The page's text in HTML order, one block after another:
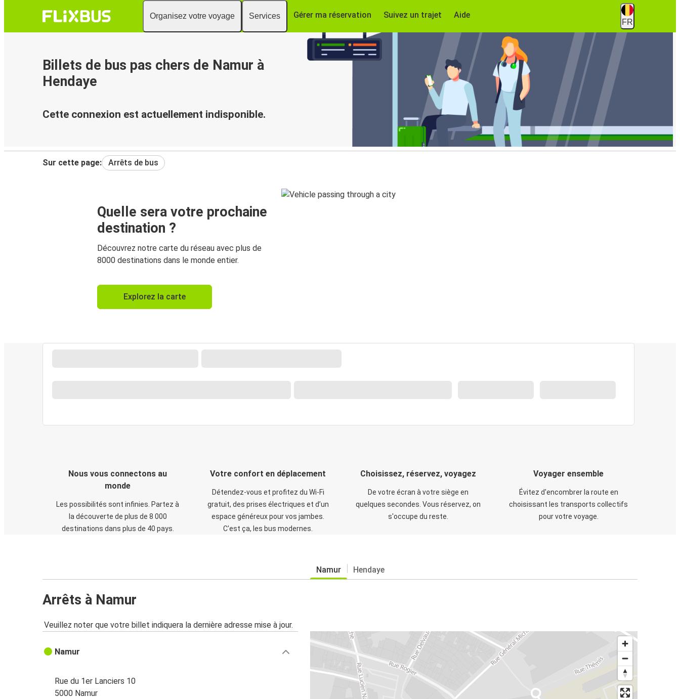
Organisez votre voyage Services Gérer ma réservation Suivez un trajet Aide
FR
Billets de bus pas chers de Namur à
Hendaye
Cette connexion est actuellement indisponible.
Sur cette page: Arrêts de bus
Quelle sera votre prochaine
destination ?
Découvrez notre carte du réseau avec plus de
8000 destinations dans le monde entier.
Explorez la carte
Nous vous connectons au
monde
Les possibilités sont infinies. Partez à
la découverte de plus de 8 000
destinations dans plus de 40 pays.
Votre confort en déplacement
Détendez-vous et profitez du Wi-Fi
gratuit, des prises électriques et d’un
espace généreux pour vos jambes.
C'est ça, les bus modernes.
Choisissez, réservez, voyagez
De votre écran à votre siège en
quelques secondes. Vous réservez, on
s'occupe du reste.
Voyager ensemble
Évitez d'encombrer la route en
choisissant les transports collectifs
pour votre voyage.
Namur Hendaye
Arrêts à Namur
Veuillez noter que votre billet indiquera la dernière adresse mise à jour.
Namur
Rue du 1er Lanciers 10
5000 Namur